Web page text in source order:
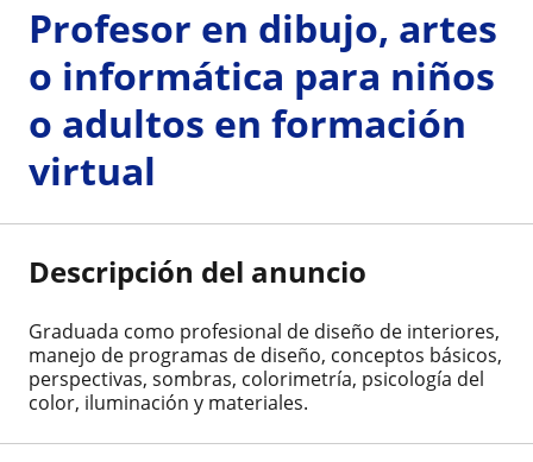
Profesor en dibujo, artes
o informática para niños
o adultos en formación
virtual
Descripción del anuncio
Graduada como profesional de diseño de interiores,
manejo de programas de diseño, conceptos básicos,
perspectivas, sombras, colorimetría, psicología del
color, iluminación y materiales.